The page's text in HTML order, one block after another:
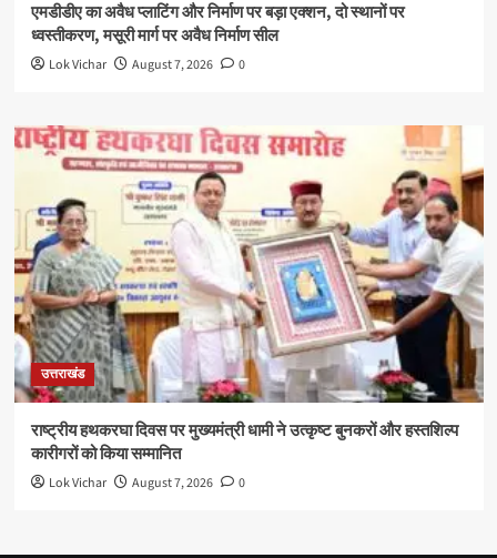
एमडीडीए का अवैध प्लाटिंग और निर्माण पर बड़ा एक्शन, दो स्थानों पर
ध्वस्तीकरण, मसूरी मार्ग पर अवैध निर्माण सील
Lok Vichar August 7, 2026 0
उत्तराखंड
राष्ट्रीय हथकरघा दिवस पर मुख्यमंत्री धामी ने उत्कृष्ट बुनकरों और हस्तशिल्प
कारीगरों को किया सम्मानित
Lok Vichar August 7, 2026 0